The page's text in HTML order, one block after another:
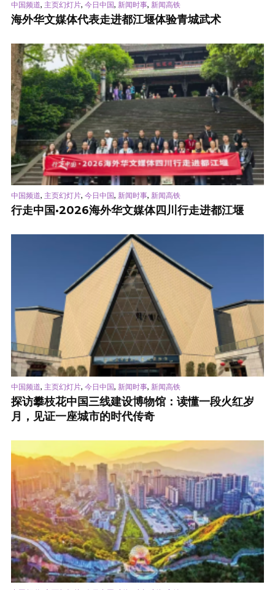
中国频道, 主页幻灯片, 今日中国, 新闻时事, 新闻高铁
海外华文媒体代表走进都江堰体验青城武术
中国频道, 主页幻灯片, 今日中国, 新闻时事, 新闻高铁
行走中国·2026海外华文媒体四川行走进都江堰
中国频道, 主页幻灯片, 今日中国, 新闻时事, 新闻高铁
探访攀枝花中国三线建设博物馆：读懂一段火红岁
月，见证一座城市的时代传奇